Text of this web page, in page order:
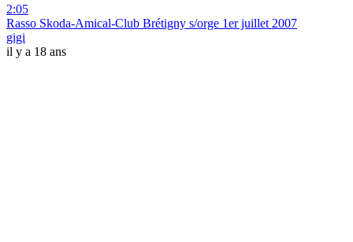
2:05
Rasso Skoda-Amical-Club Brétigny s/orge 1er juillet 2007
gigi
il y a 18 ans